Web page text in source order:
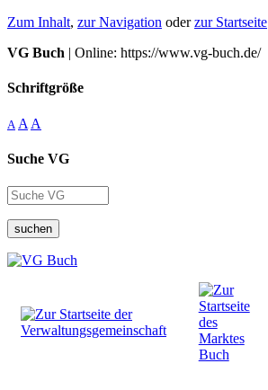
Zum Inhalt, zur Navigation oderzur Startseite
VG Buch | Online: https://www.vg-buch.de/
Schriftgröße
A A A
Suche VG
suchen